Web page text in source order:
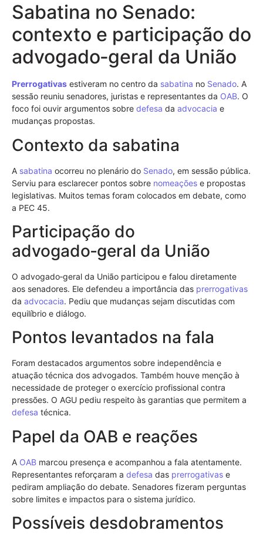
Sabatina no Senado:
contexto e participação do
advogado‑geral da União
Prerrogativas estiveram no centro da sabatina no Senado. A
sessão reuniu senadores, juristas e representantes da OAB. O
foco foi ouvir argumentos sobre defesa da advocacia e
mudanças propostas.
Contexto da sabatina
A sabatina ocorreu no plenário do Senado, em sessão pública.
Serviu para esclarecer pontos sobre nomeações e propostas
legislativas. Muitos temas foram colocados em debate, como
a PEC 45.
Participação do
advogado‑geral da União
O advogado‑geral da União participou e falou diretamente
aos senadores. Ele defendeu a importância das prerrogativas
da advocacia. Pediu que mudanças sejam discutidas com
equilíbrio e diálogo.
Pontos levantados na fala
Foram destacados argumentos sobre independência e
atuação técnica dos advogados. Também houve menção à
necessidade de proteger o exercício profissional contra
pressões. O AGU pediu respeito às garantias que permitem a
defesa técnica.
Papel da OAB e reações
A OAB marcou presença e acompanhou a fala atentamente.
Representantes reforçaram a defesa das prerrogativas e
pediram ampliação do debate. Senadores fizeram perguntas
sobre limites e impactos para o sistema jurídico.
Possíveis desdobramentos